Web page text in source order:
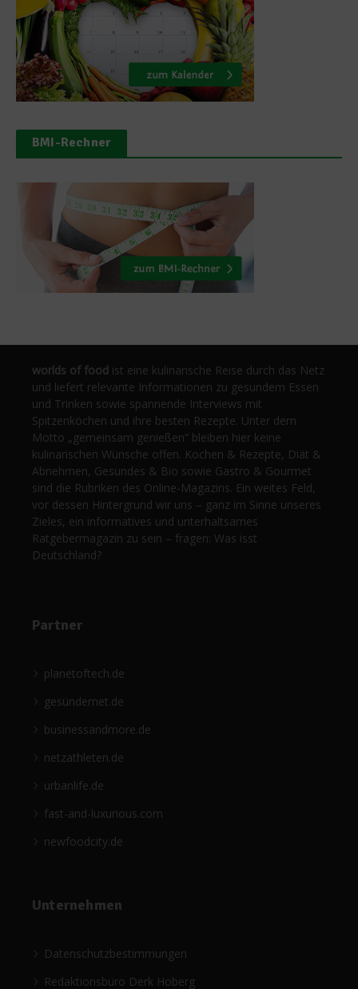
BMI-Rechner
worlds of food ist eine kulinarische Reise durch das Netz
und liefert relevante Informationen zu gesundem Essen
und Trinken sowie spannende Interviews mit
Spitzenköchen und ihre besten Rezepte. Unter dem
Motto „gemeinsam genießen“ bleiben hier keine
kulinarischen Wünsche offen. Kochen & Rezepte, Diät &
Abnehmen, Gesundes & Bio sowie Gastro & Gourmet
sind die Rubriken des Online-Magazins. Ein weites Feld,
vor dessen Hintergrund wir uns – ganz im Sinne unseres
Zieles, ein informatives und unterhaltsames
Ratgebermagazin zu sein – fragen: Was isst
Deutschland?
Partner
planetoftech.de
gesündernet.de
businessandmore.de
netzathleten.de
urbanlife.de
fast-and-luxurious.com
newfoodcity.de
Unternehmen
Datenschutzbestimmungen
Redaktionsbüro Derk Hoberg